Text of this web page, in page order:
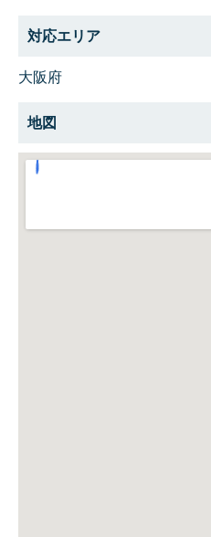
対応エリア
大阪府
地図